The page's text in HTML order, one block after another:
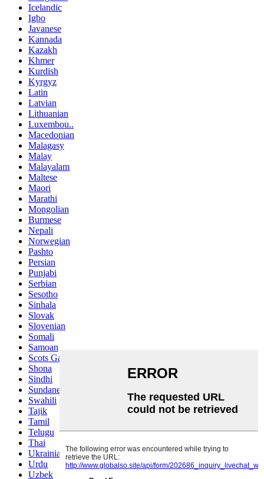
Icelandic
Igbo
Javanese
Kannada
Kazakh
Khmer
Kurdish
Kyrgyz
Latin
Latvian
Lithuanian
Luxembou..
Macedonian
Malagasy
Malay
Malayalam
Maltese
Maori
Marathi
Mongolian
Burmese
Nepali
Norwegian
Pashto
Persian
Punjabi
Serbian
Sesotho
Sinhala
Slovak
Slovenian
Somali
Samoan
Scots Gaelic
Shona
Sindhi
Sundanese
Swahili
Tajik
Tamil
Telugu
Thai
Ukrainian
Urdu
Uzbek